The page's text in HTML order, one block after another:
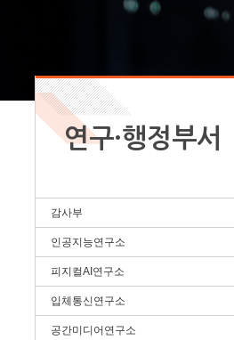
연구·행정부서
감사부
인공지능연구소
피지컬AI연구소
입체통신연구소
공간미디어연구소